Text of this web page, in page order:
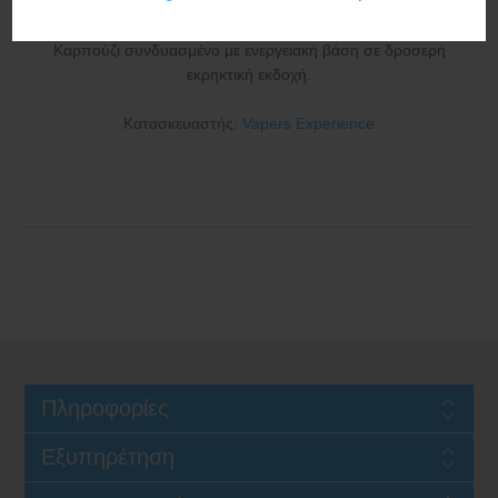
Καρπούζι συνδυασμένο με ενεργειακή βάση σε δροσερή
εκρηκτική εκδοχή.
Κατασκευαστής: Vapers Experience
Πληροφορίες
Εξυπηρέτηση